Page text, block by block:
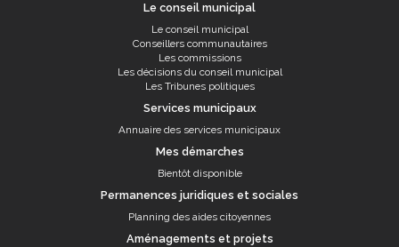
Le conseil municipal
Le conseil municipal
Conseillers communautaires
Les commissions
Les décisions du conseil municipal
Les Tribunes politiques
Services municipaux
Annuaire des services municipaux
Mes démarches
Bientôt disponible
Permanences juridiques et sociales
Planning des aides citoyennes
Aménagements et projets